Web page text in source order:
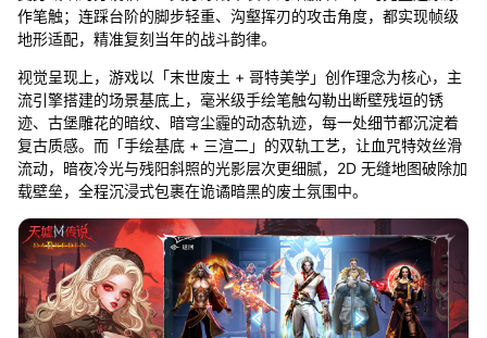
作笔触；连踩台阶的脚步轻重、沟壑挥刃的攻击角度，都实现帧级
地形适配，精准复刻当年的战斗韵律。
视觉呈现上，游戏以「末世废土 + 哥特美学」创作理念为核心，主
流引擎搭建的场景基底上，毫米级手绘笔触勾勒出断壁残垣的锈
迹、古堡雕花的暗纹、暗穹尘霾的动态轨迹，每一处细节都沉淀着
复古质感。而「手绘基底 + 三渲二」的双轨工艺，让血咒特效丝滑
流动，暗夜冷光与残阳斜照的光影层次更细腻，2D 无缝地图破除加
载壁垒，全程沉浸式包裹在诡谲暗黑的废土氛围中。